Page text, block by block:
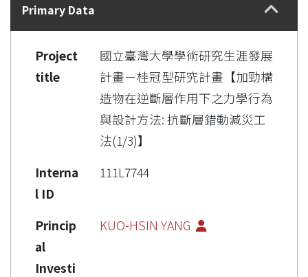
Primary Data
Project
title
國立臺灣大學學術研究生涯發展
計畫－桂冠型研究計畫【加勁構
造物在逆斷層作用下之力學行為
與設計方法: 抗斷層錯動減災工
法(1/3)】
Interna
l ID
111L7744
Princip
al
Investi
KUO-HSIN YANG